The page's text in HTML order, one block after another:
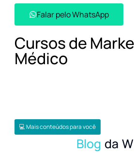
Falar pelo WhatsApp​
Cursos de
Médico
💻 Mais conteúdos para você
Blog da